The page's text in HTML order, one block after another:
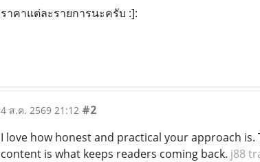
ราคาแต่ละรายการนะครับ :]:
4 ส.ค. 2569 21:12 #2
I love how honest and practical your approach
content is what keeps readers coming back. j88